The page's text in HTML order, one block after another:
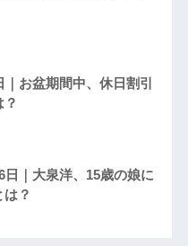
お盆期間中、休日割引
日｜大泉洋、15歳の娘に
？